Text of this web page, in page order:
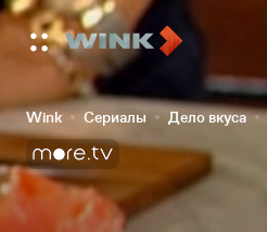
Wink Сериалы Дело вкуса